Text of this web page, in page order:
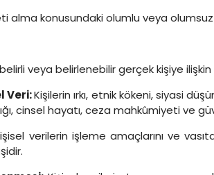
alma konusundaki olumlu veya
veya belirlenebilir gerçek kişiye
Veri:Kişilerin ırkı, etnik kökeni, siyasi
cinsel hayatı, ceza mahkûmiyeti ve
verilerin işleme amaçlarını ve